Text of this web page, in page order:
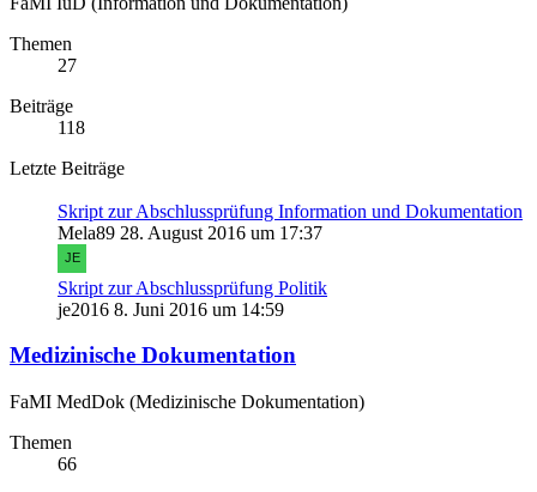
Themen
27
Beiträge
118
Letzte Beiträge
Skript zur Abschlussprüfung Information und Dokumentation
Mela89 28. August 2016 um 17:37
Skript zur Abschlussprüfung Politik
je2016 8. Juni 2016 um 14:59
Medizinische Dokumentation
FaMI MedDok (Medizinische Dokumentation)
Themen
66